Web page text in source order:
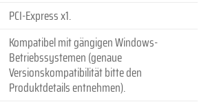
PCI-Express x1.
Kompatibel mit gängigen Windows-
Betriebssystemen (genaue
Versionskompatibilität bitte den
Produktdetails entnehmen).